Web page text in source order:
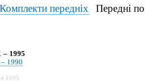
Комплекти передніхПередні
– 1995
1990
1995